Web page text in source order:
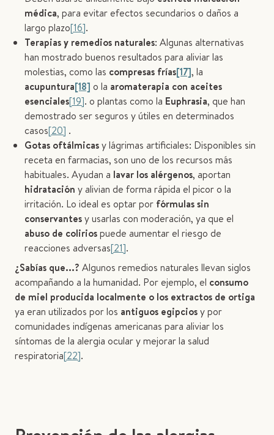
médica, para evitar efectos secundarios o daños a
largo plazo[16].
Terapias y remedios naturales: Algunas alternativas
han mostrado buenos resultados para aliviar las
molestias, como las compresas frías[17], la
acupuntura[18] o la aromaterapia con aceites
esenciales[19]. o plantas como la Euphrasia, que han
demostrado ser seguros y útiles en determinados
casos[20] .
Gotas oftálmicasy lágrimas artificiales: Disponibles sin
receta en farmacias, son uno de los recursos más
habituales. Ayudan a lavar los alérgenos, aportan
hidratación y alivian de forma rápida el picor o la
irritación. Lo ideal es optar por fórmulas sin
conservantesy usarlas con moderación, ya que el
abuso de coliriospuede aumentar el riesgo de
reacciones adversas[21].
¿Sabías que...? Algunos remedios naturales llevan siglos
acompañando a la humanidad. Por ejemplo, el consumo
de miel producida localmente o los extractos de ortiga
ya eran utilizados por los antiguos egipciosy por
comunidades indígenas americanas para aliviar los
síntomas de la alergia ocular y mejorar la salud
respiratoria[22].